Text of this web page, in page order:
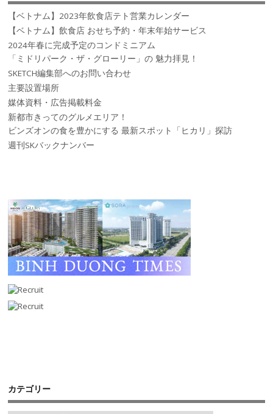
【ベトナム】2023年飲食店テト営業カレンダー
【ベトナム】飲食店 おせち予約・年末年始サービス
2024年春に完成予定のコンドミニアム
「ミドリパーク・ザ・グローリー」の 魅力拝見！
SKETCH編集部へのお問い合わせ
主要設置場所
媒体資料・広告掲載料金
新都市きってのグルメエリア！
ビンズオンの食を豊かにする 最新スポット「ヒカリ」探訪
週刊SKバックナンバー
カテゴリー